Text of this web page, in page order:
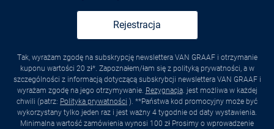
Rejestracja
Tak, wyrażam zgodę na subskrypcję newslettera VAN GRAAF i otrzymanie
kuponu wartości 20 zł*. Zapoznałem/łam się z polityką prywatności, a w
szczególności z informacją dotyczącą subskrybcji newslettera VAN GRAAF i
wyrażam zgodę na jego otrzymywanie. Rezygnacja. jest możliwa w każdej
chwili (patrz: Polityka prywatności ). **Państwa kod promocyjny może być
wykorzystany tylko jeden raz i jest ważny 4 tygodnie od daty wystawienia.
Minimalna wartość zamówienia wynosi 100 zł Prosimy o wprowadzenie